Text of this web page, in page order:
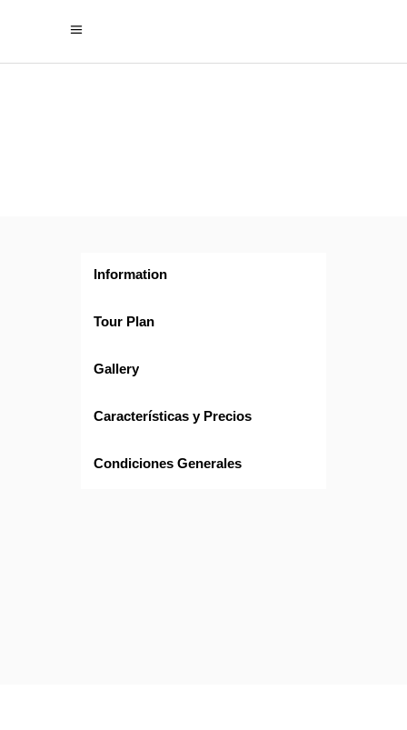
Information
Tour Plan
Gallery
Características y Precios
Condiciones Generales